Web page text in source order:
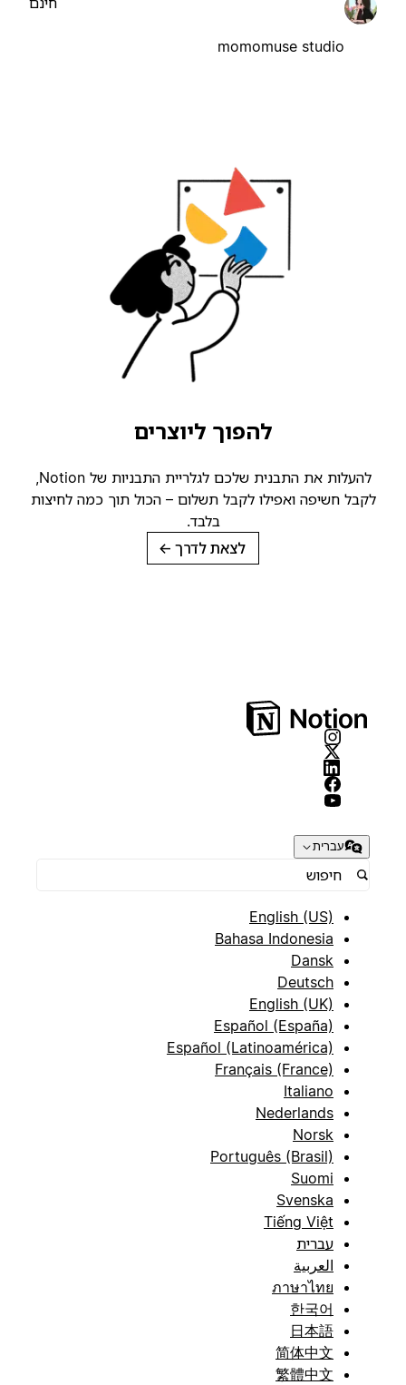
momomuse studio
להפוך ליוצרים
להעלות את התבנית שלכם לגלריית התבניות של Notion,
לקבל חשיפה ואפילו לקבל תשלום – הכול תוך כמה לחיצות
בלבד.
לצאת לדרך→
עברית
English (US)
Bahasa Indonesia
Dansk
Deutsch
English (UK)
Español (España)
Español (Latinoamérica)
Français (France)
Italiano
Nederlands
Norsk
Português (Brasil)
Suomi
Svenska
Tiếng Việt
עברית
العربية
ภาษาไทย
한국어
日本語
简体中文
繁體中文